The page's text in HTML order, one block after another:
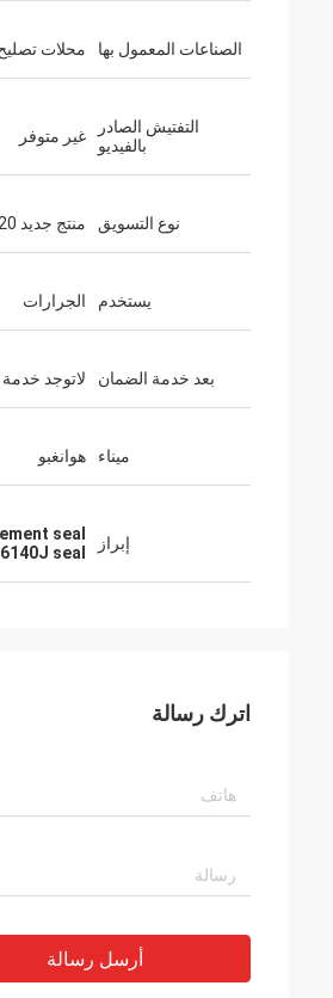
الصناعات المعمول بها محلات تصليح
التفتيش الصادر
بالفيديو
غير متوفر
نوع التسويق منتج جديد 2020
يستخدم الجرارات
بعد خدمة الضمان لاتوجد خدمة
ميناء هوانغبو
إبراز seal
seal
اترك رسالة
أرسل رسالة